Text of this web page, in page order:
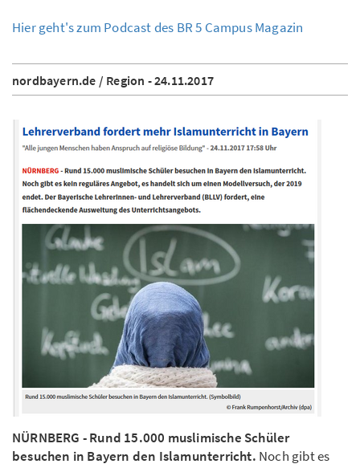
Hier geht's zum Podcast des BR 5 Campus Magazin
nordbayern.de / Region - 24.11.2017
NÜRNBERG - Rund 15.000 muslimische Schüler
besuchen in Bayern den Islamunterricht. Noch gibt es